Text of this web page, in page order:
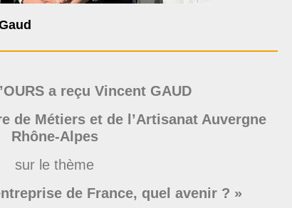
a reçu Vincent GAUD
de Métiers et de l’Artisanat Auvergne
Rhône-Alpes
sur le thème
de France, quel avenir ? »